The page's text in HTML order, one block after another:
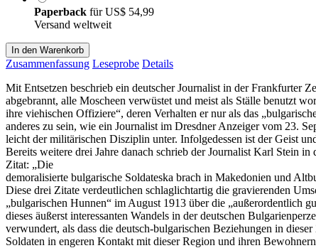
Paperback fürUS$ 54,99
Versand weltweit
In den Warenkorb
Zusammenfassung Leseprobe Details
Mit Entsetzen beschrieb ein deutscher Journalist in der Frankfurter
abgebrannt, alle Moscheen verwüstet und meist als Ställe benutzt
ihre viehischen Offiziere“, deren Verhalten er nur als das
anderes zu sein, wie ein Journalist im Dresdner Anzeiger vom 23.
leicht der militärischen Disziplin unter. Infolgedessen ist der Geist
Bereits weitere drei Jahre danach schrieb der Journalist Karl Stein
Zitat: „Die
demoralisierte bulgarische Soldateska brach in Makedonien und
Diese drei Zitate verdeutlichen schlaglichtartig die gravierenden
„bulgarischen Hunnen“ im August 1913 über die „außerordentlich
dieses äußerst interessanten Wandels in der deutschen
verwundert, als dass die deutsch-bulgarischen Beziehungen in
Soldaten in engeren Kontakt mit dieser Region und ihren